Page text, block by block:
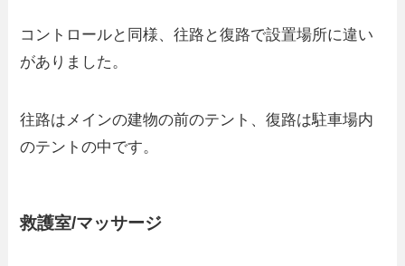
コントロールと同様、往路と復路で設置場所に違い
がありました。
往路はメインの建物の前のテント、復路は駐車場内
のテントの中です。
救護室/マッサージ